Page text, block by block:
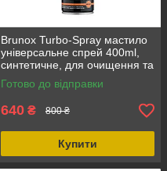
Brunox Turbo-Spray мастило
універсальне спрей 400ml,
синтетичне, для очищення та
змащування зброї, для
консервації
Готово до відправки
640 ₴ 800 ₴
Купити